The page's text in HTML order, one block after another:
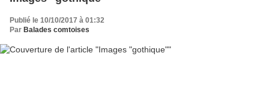
Publié le 10/10/2017 à 01:32
Par Balades comtoises